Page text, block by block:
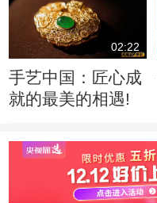
02:22
手艺中国：匠心成
就的最美的相遇!